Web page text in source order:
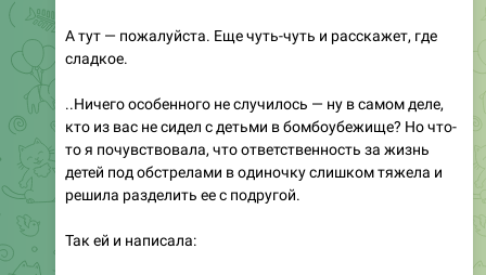
А тут — пожалуйста. Еще чуть-чуть и расскажет, где
сладкое.
..Ничего особенного не случилось — ну в самом деле,
кто из вас не сидел с детьми в бомбоубежище? Но что-
то я почувствовала, что ответственность за жизнь
детей под обстрелами в одиночку слишком тяжела и
решила разделить ее с подругой.
Так ей и написала: